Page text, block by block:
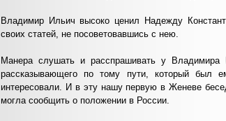
Владимир Ильич высоко ценил Надежду
своих статей, не посоветовавшись с нею.
Манера слушать и расспрашивать у Владимира
рассказывающего по тому пути, который был
интересовали. И в эту нашу первую в Женеве
могла сообщить о положении в России.